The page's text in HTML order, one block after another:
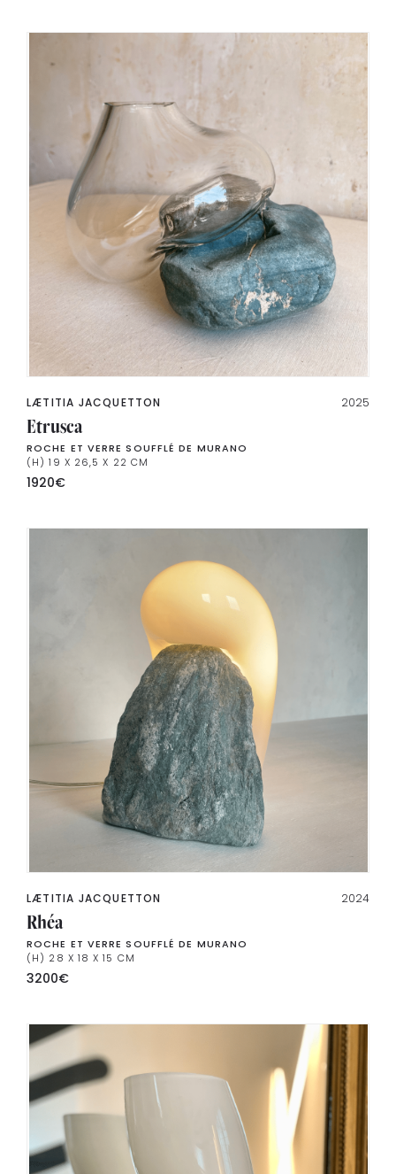
2025
LÆTITIA JACQUETTON
Etrusca
ROCHE ET VERRE SOUFFLÉ DE MURANO
(H) 19 X 26,5 X 22 CM
1920€
2024
LÆTITIA JACQUETTON
Rhéa
ROCHE ET VERRE SOUFFLÉ DE MURANO
(H) 28 X 18 X 15 CM
3200€